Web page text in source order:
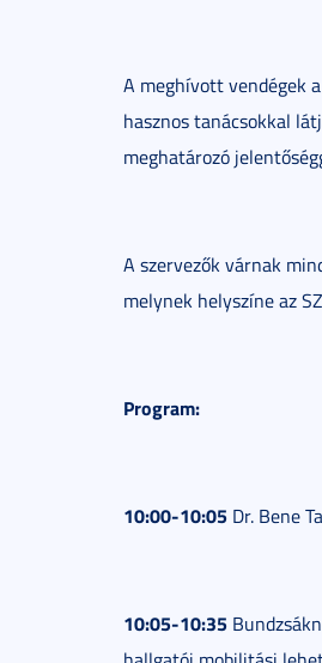
A meghívott vendégek
hasznos tanácsokkal
meghatározó
A szervezők várnak
melynek helyszíne az
Program:
10:00-10:05 Dr. Bene
10:05-10:35